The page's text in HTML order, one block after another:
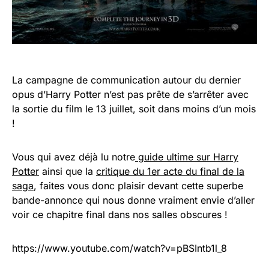
La campagne de communication autour du dernier
opus d’Harry Potter n’est pas prête de s’arrêter avec
la sortie du film le 13 juillet, soit dans moins d’un mois
!
Vous qui avez déjà lu notre guide ultime sur Harry
Potter ainsi que la critique du 1er acte du final de la
saga, faites vous donc plaisir devant cette superbe
bande-annonce qui nous donne vraiment envie d’aller
voir ce chapitre final dans nos salles obscures !
https://www.youtube.com/watch?v=pBSIntb1l_8